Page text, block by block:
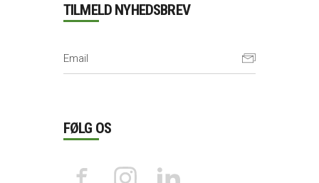
TILMELD NYHEDSBREV
FØLG OS